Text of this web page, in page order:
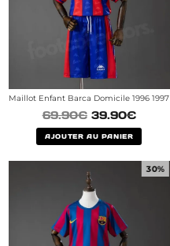
Maillot Enfant Barca Domicile 1996 1997
69.90€ 39.90€
AJOUTER AU PANIER
30%